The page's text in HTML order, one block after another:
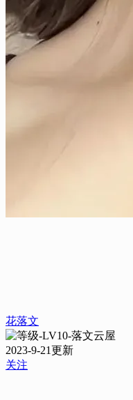
花落文
2023-9-21更新
关注